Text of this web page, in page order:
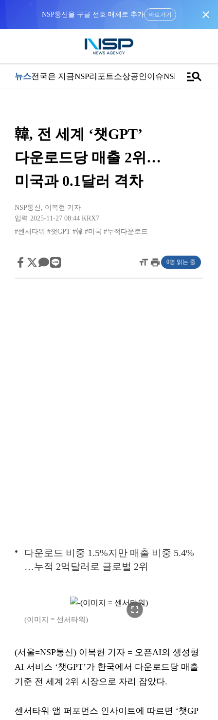
바로가기 close
뉴스전국은 지금NSP리포트소상공인이슈NSPTVmanage_search
韓, 전 세계 ‘챗GPT’
다운로드당 매출 2위…
미국과 0.1달러 격차
NSP통신 , 이복현 기자
입력 2025-11-27 08:44 KRX7
#센서타워 #챗GPT #韓 #미국 #누적다운로드
format_sizeprint 0명 읽는 중
다운로드 비중 1.5%지만 매출 비중 5.4%
…누적 2억달러로 글로벌 2위
fullscreen
(이미지 = 센서타워)
(서울=NSP통신) 이복현 기자 = 오픈AI의 생성형
AI 서비스 ‘챗GPT’가 한국에서 다운로드당 매출
기준 전 세계 2위 시장으로 자리 잡았다.
센서타워 앱 퍼포먼스 인사이트에 따르면 ‘챗GP